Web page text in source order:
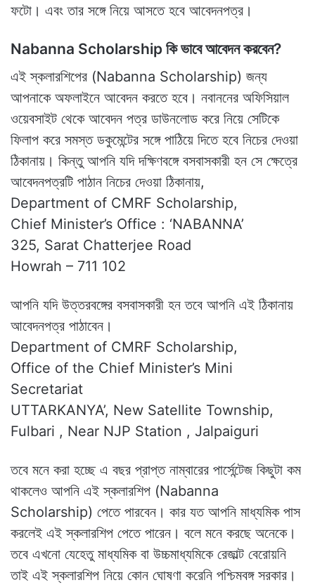
ফটো। এবং তার সঙ্গে নিয়ে আসতে হবে আবেদনপত্র।
Nabanna Scholarship কি ভাবে আবেদন করবেন?
এই স্কলারশিপের (Nabanna Scholarship) জন্য
আপনাকে অফলাইনে আবেদন করতে হবে। নবাননের অফিসিয়াল
ওয়েবসাইট থেকে আবেদন পত্র ডাউনলোড করে নিয়ে সেটিকে
ফিলাপ করে সমস্ত ডকুমেন্টের সঙ্গে পাঠিয়ে দিতে হবে নিচের দেওয়া
ঠিকানায়। কিন্তু আপনি যদি দক্ষিণবঙ্গে বসবাসকারী হন সে ক্ষেত্রে
আবেদনপত্রটি পাঠান নিচের দেওয়া ঠিকানায়,
Department of CMRF Scholarship,
Chief Minister’s Office : ‘NABANNA’
325, Sarat Chatterjee Road
Howrah – 711 102
আপনি যদি উত্তরবঙ্গের বসবাসকারী হন তবে আপনি এই ঠিকানায়
আবেদনপত্র পাঠাবেন।
Department of CMRF Scholarship,
Office of the Chief Minister’s Mini
Secretariat
UTTARKANYA’, New Satellite Township,
Fulbari , Near NJP Station , Jalpaiguri
তবে মনে করা হচ্ছে এ বছর প্রাপ্ত নাম্বারের পার্সেন্টেজ কিছুটা কম
থাকলেও আপনি এই স্কলারশিপ (Nabanna
Scholarship) পেতে পারবেন। কার যত আপনি মাধ্যমিক পাস
করলেই এই স্কলারশিপ পেতে পারেন। বলে মনে করছে অনেকে।
তবে এখনো যেহেতু মাধ্যমিক বা উচ্চমাধ্যমিকে রেজাল্ট বেরোয়নি
তাই এই স্কলারশিপ নিয়ে কোন ঘোষণা করেনি পশ্চিমবঙ্গ সরকার।